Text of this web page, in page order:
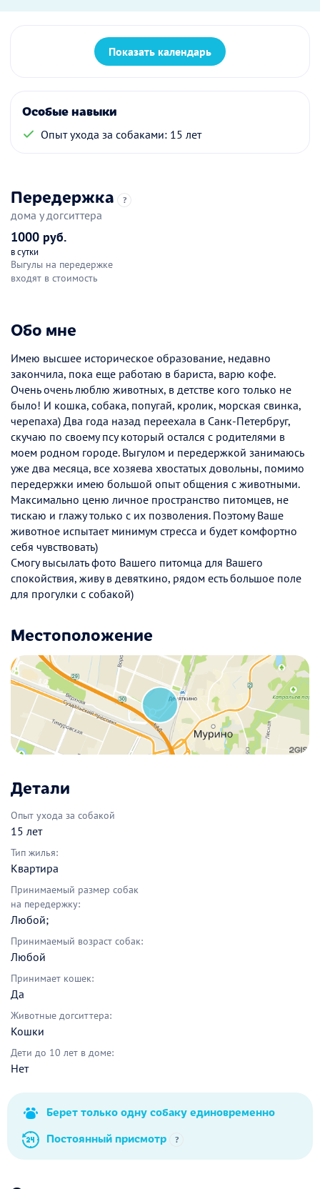
Показать календарь
Особые навыки
Опыт ухода за собаками: 15 лет
Передержка ?
дома у догситтера
1000 руб.
в сутки
Выгулы на передержке
входят в стоимость
Обо мне
Имею высшее историческое образование, недавно
закончила, пока еще работаю в бариста, варю кофе.
Очень очень люблю животных, в детстве кого только не
было! И кошка, собака, попугай, кролик, морская свинка,
черепаха) Два года назад переехала в Санк-Петербруг,
скучаю по своему псу который остался с родителями в
моем родном городе. Выгулом и передержкой занимаюсь
уже два месяца, все хозяева хвостатых довольны, помимо
передержки имею большой опыт общения с животными.
Максимально ценю личное пространство питомцев, не
тискаю и глажу только с их позволения. Поэтому Ваше
животное испытает минимум стресса и будет комфортно
себя чувствовать)
Смогу высылать фото Вашего питомца для Вашего
спокойствия, живу в девяткино, рядом есть большое поле
для прогулки с собакой)
Местоположение
Детали
Опыт ухода за собакой
15 лет
Тип жилья:
Квартира
Принимаемый размер собак
на передержку:
Любой;
Принимаемый возраст собак:
Любой
Принимает кошек:
Да
Животные догситтера:
Кошки
Дети до 10 лет в доме:
Нет
Берет только одну собаку единовременно
Постоянный присмотр
?